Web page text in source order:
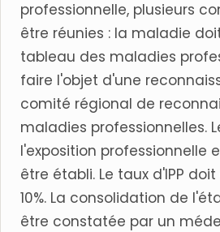
professionnelle, plusieurs
être réunies : la maladie
tableau des maladies
faire l'objet d'une
comité régional de
maladies professionnelles.
l'exposition professionnelle
être établi. Le taux d'IPP
10%. La consolidation de
être constatée par un